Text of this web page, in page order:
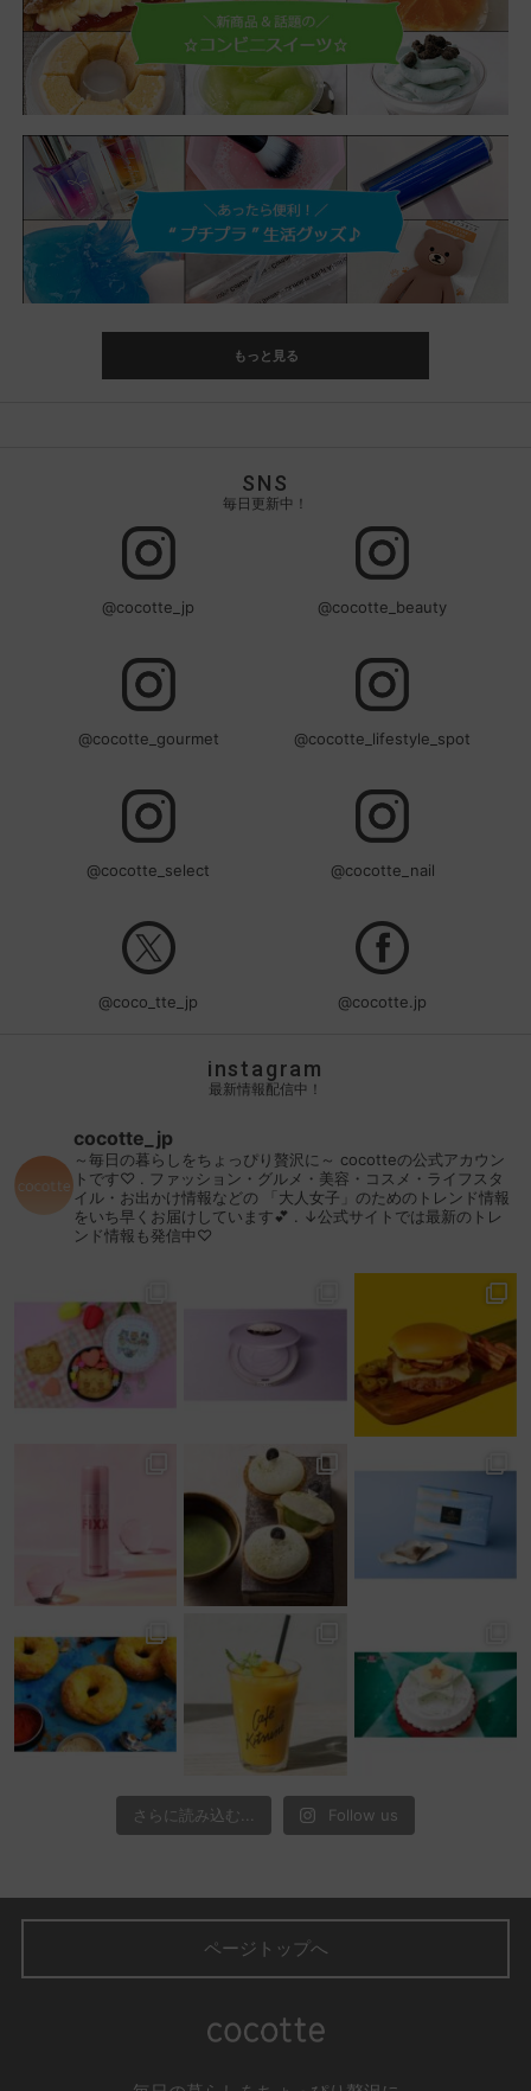
もっと見る
SNS
毎日更新中！
@cocotte_jp @cocotte_beauty
@cocotte_gourmet @cocotte_lifestyle_spot
@cocotte_select @cocotte_nail
@coco_tte_jp @cocotte.jp
instagram
最新情報配信中！
cocotte_jp
～毎日の暮らしをちょっぴり贅沢に～ cocotteの公式アカウン
トです♡ . ファッション・グルメ・美容・コスメ・ライフスタ
イル・お出かけ情報などの 「大人女子」のためのトレンド情報
をいち早くお届けしています💕 . ↓公式サイトでは最新のトレ
ンド情報も発信中♡
さらに読み込む... Follow us
ページトップへ